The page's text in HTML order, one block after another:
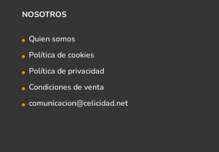
NOSOTROS
Quien somos
Política de cookies
Política de privacidad
Condiciones de venta
comunicacion@celicidad.net